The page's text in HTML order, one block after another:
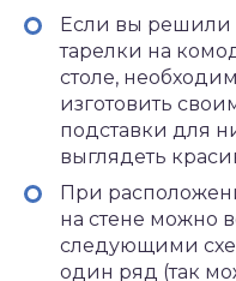
Если вы решили
тарелки на
столе,
изготовить
подставки для
выглядеть
При
на стене можно
следующими
один ряд (так